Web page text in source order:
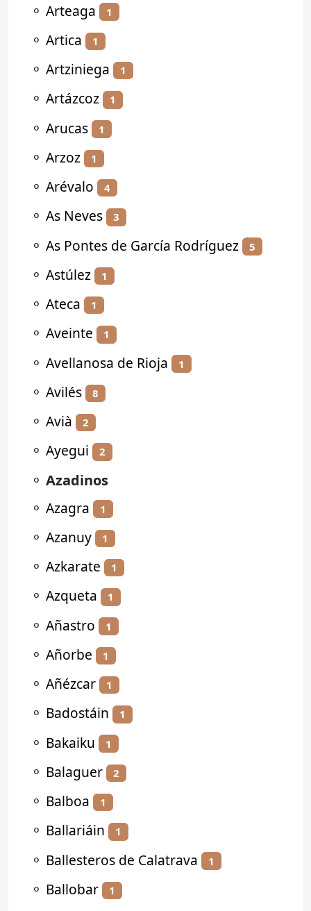
⚬ Arteaga 1
⚬ Artica 1
⚬ Artziniega 1
⚬ Artázcoz 1
⚬ Arucas 1
⚬ Arzoz 1
⚬ Arévalo 4
⚬ As Neves 3
⚬ As Pontes de García Rodríguez 5
⚬ Astúlez 1
⚬ Ateca 1
⚬ Aveinte 1
⚬ Avellanosa de Rioja 1
⚬ Avilés 8
⚬ Avià 2
⚬ Ayegui 2
⚬ Azadinos
⚬ Azagra 1
⚬ Azanuy 1
⚬ Azkarate 1
⚬ Azqueta 1
⚬ Añastro 1
⚬ Añorbe 1
⚬ Añézcar 1
⚬ Badostáin 1
⚬ Bakaiku 1
⚬ Balaguer 2
⚬ Balboa 1
⚬ Ballariáin 1
⚬ Ballesteros de Calatrava 1
⚬ Ballobar 1